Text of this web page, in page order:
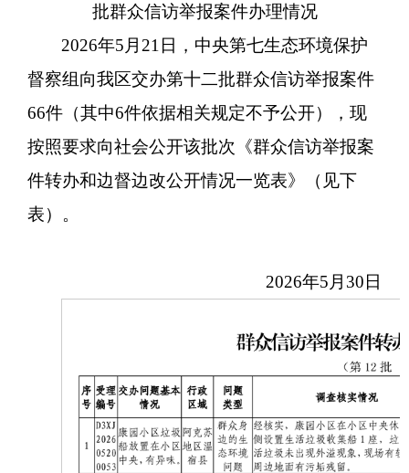
批群众信访举报案件办理情况
2026年5月21日，中央第七生态环境保护
督察组向我区交办第十二批群众信访举报案件
66件（其中6件依据相关规定不予公开），现
按照要求向社会公开该批次《群众信访举报案
件转办和边督边改公开情况一览表》（见下
表）。
2026年5月30日